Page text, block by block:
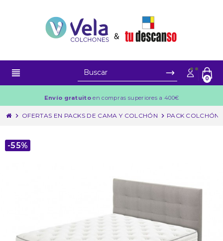
view_headline 0
Envío gratuito en compras superiores a 400€
chevron_right OFERTAS EN PACKS DE CAMA Y COLCHÓN chevron_right PACK COLCHÓN
-55%